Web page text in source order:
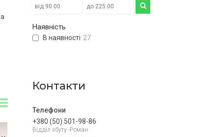
Наявність
В наявності 27
Контакти
+380 (50) 501-98-86
Відділ збуту -Роман